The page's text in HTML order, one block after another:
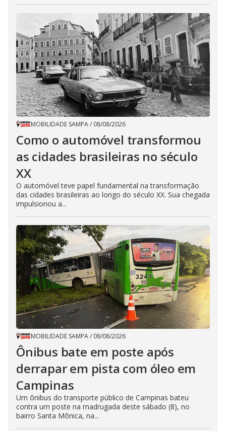
MOBILIDADE SAMPA/ 08/08/2026
Como o automóvel transformou
as cidades brasileiras no século
XX
O automóvel teve papel fundamental na transformação
das cidades brasileiras ao longo do século XX. Sua chegada
impulsionou a...
MOBILIDADE SAMPA/ 08/08/2026
Ônibus bate em poste após
derrapar em pista com óleo em
Campinas
Um ônibus do transporte público de Campinas bateu
contra um poste na madrugada deste sábado (8), no
bairro Santa Mônica, na...